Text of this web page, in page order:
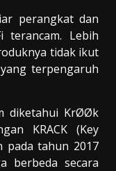
perangkat dan
terancam. Lebih
tidak ikut
terpengaruh
diketahui KrØØk
KRACK (Key
pada tahun 2017
berbeda secara